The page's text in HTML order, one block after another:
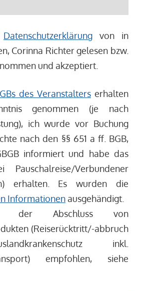
Datenschutzerklärungvon in
Corinna Richter gelesen bzw.
und akzeptiert.
des Veranstalterserhalten
genommen (je nach
ich wurde vor Buchung
nach den §§ 651 a ff. BGB,
informiert und habe das
Verbundener
erhalten. Es wurden die
Informationenausgehändigt.
der Abschluss von
(Reiserücktritt/-abbruch
inkl.
empfohlen, siehe